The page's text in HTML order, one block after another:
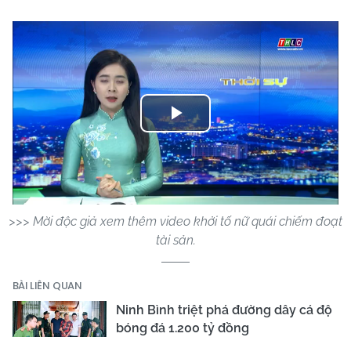
Play
Video
>>> Mời độc giả xem thêm video khởi tố nữ quái chiếm đoạt
tài sản.
BÀI LIÊN QUAN
Ninh Bình triệt phá đường dây cá độ
bóng đá 1.200 tỷ đồng